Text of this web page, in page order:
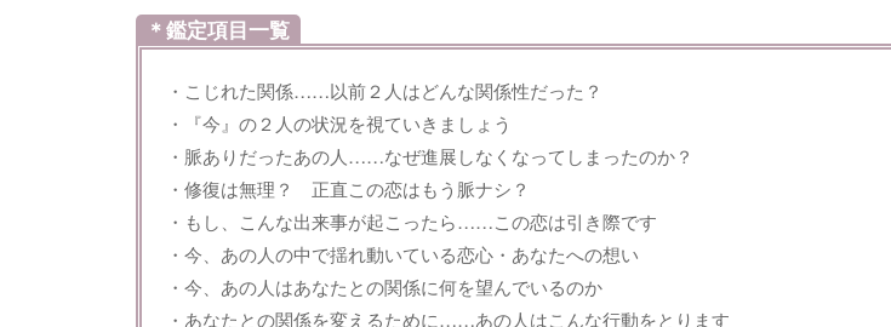
＊鑑定項目一覧
・こじれた関係……以前２人はどんな関係性だった？
・『今』の２人の状況を視ていきましょう
・脈ありだったあの人……なぜ進展しなくなってしまったのか？
・修復は無理？ 正直この恋はもう脈ナシ？
・もし、こんな出来事が起こったら……この恋は引き際です
・今、あの人の中で揺れ動いている恋心・あなたへの想い
・今、あの人はあなたとの関係に何を望んでいるのか
・あなたとの関係を変えるために……あの人はこんな行動をとります